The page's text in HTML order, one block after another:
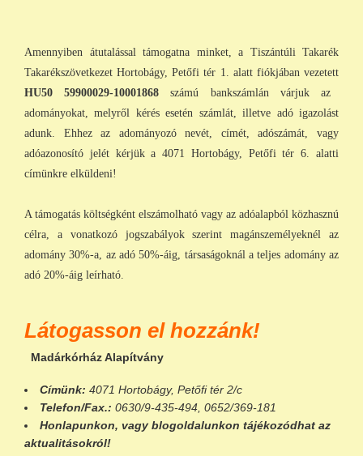
Amennyiben átutalással támogatna minket, a Tiszántúli Takarék
Takarékszövetkezet Hortobágy, Petőfi tér 1. alatt fiókjában vezetett
HU50 59900029-10001868 számú bankszámlán várjuk az
adományokat, melyről kérés esetén számlát, illetve adó igazolást
adunk. Ehhez az adományozó nevét, címét, adószámát, vagy
adóazonosító jelét kérjük a 4071 Hortobágy, Petőfi tér 6. alatti
címünkre elküldeni!
A támogatás költségként elszámolható vagy az adóalapból közhasznú
célra, a vonatkozó jogszabályok szerint magánszemélyeknél az
adomány 30%-a, az adó 50%-áig, társaságoknál a teljes adomány az
adó 20%-áig leírható.
Látogasson el hozzánk!
Madárkórház Alapítvány
Címünk: 4071 Hortobágy, Petőfi tér 2/c
Telefon/Fax.: 0630/9-435-494, 0652/369-181
Honlapunkon, vagy blogoldalunkon tájékozódhat az
aktualitásokról!